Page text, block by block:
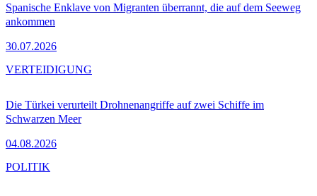
Spanische Enklave von Migranten überrannt, die auf dem Seeweg
ankommen
30.07.2026
Die Türkei verurteilt Drohnenangriffe auf zwei Schiffe im
Schwarzen Meer
04.08.2026
VERTEIDIGUNG
POLITIK